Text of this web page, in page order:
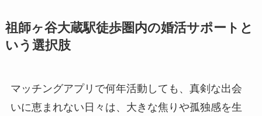
祖師ヶ谷大蔵駅徒歩圏内の婚活サポートと
いう選択肢
マッチングアプリで何年活動しても、真剣な出会
いに恵まれない日々は、大きな焦りや孤独感を生